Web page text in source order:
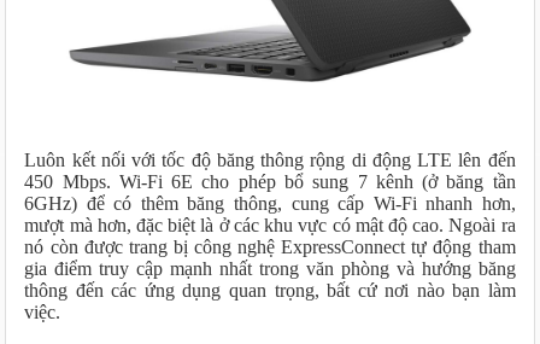
Luôn kết nối với tốc độ băng thông rộng di động LTE lên đến
450 Mbps. Wi-Fi 6E cho phép bổ sung 7 kênh (ở băng tần
6GHz) để có thêm băng thông, cung cấp Wi-Fi nhanh hơn,
mượt mà hơn, đặc biệt là ở các khu vực có mật độ cao. Ngoài ra
nó còn được trang bị công nghệ ExpressConnect tự động tham
gia điểm truy cập mạnh nhất trong văn phòng và hướng băng
thông đến các ứng dụng quan trọng, bất cứ nơi nào bạn làm
việc.